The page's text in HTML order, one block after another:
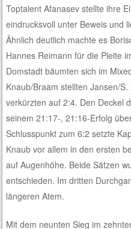
Toptalent Afanasev stellte ihre
eindrucksvoll unter Beweis und
Ähnlich deutlich machte es
Hannes Reimann für die Pleite
Domstadt bäumten sich im
Knaub/Braam stellten Jansen/
verkürzten auf 2:4. Den Deckel
seinem 21:17-, 21:16-Erfolg
Schlusspunkt zum 6:2 setzte
Knaub vor allem in den ersten
auf Augenhöhe. Beide Sätzen
entschieden. Im dritten
längeren Atem.
Mit dem neunten Sieg im